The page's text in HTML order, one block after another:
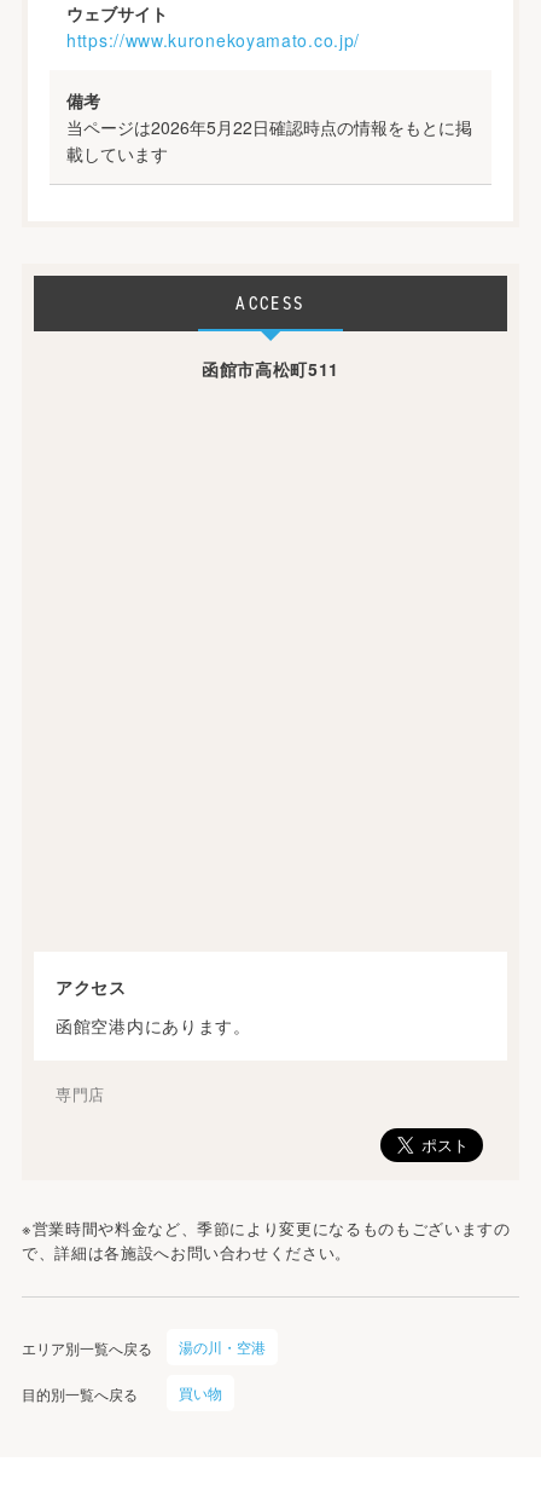
ウェブサイト
https://www.kuronekoyamato.co.jp/
備考
当ページは2026年5月22日確認時点の情報をもとに掲
載しています
ACCESS
函館市高松町511
アクセス
函館空港内にあります。
専門店
※営業時間や料金など、季節により変更になるものもございますの
で、詳細は各施設へお問い合わせください。
エリア別一覧へ戻る 湯の川・空港
目的別一覧へ戻る 買い物